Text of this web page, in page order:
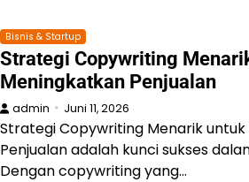
Bisnis & Startup
Strategi Copywriting
Meningkatkan Penjualan
admin Juni 11, 2026
Strategi Copywriting Menarik
Penjualan adalah kunci sukses
Dengan copywriting yang…